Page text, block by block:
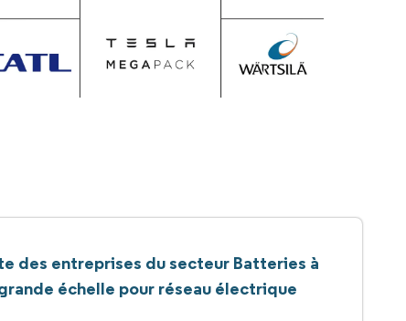
des entreprises du secteur Batteries à
échelle pour réseau électrique